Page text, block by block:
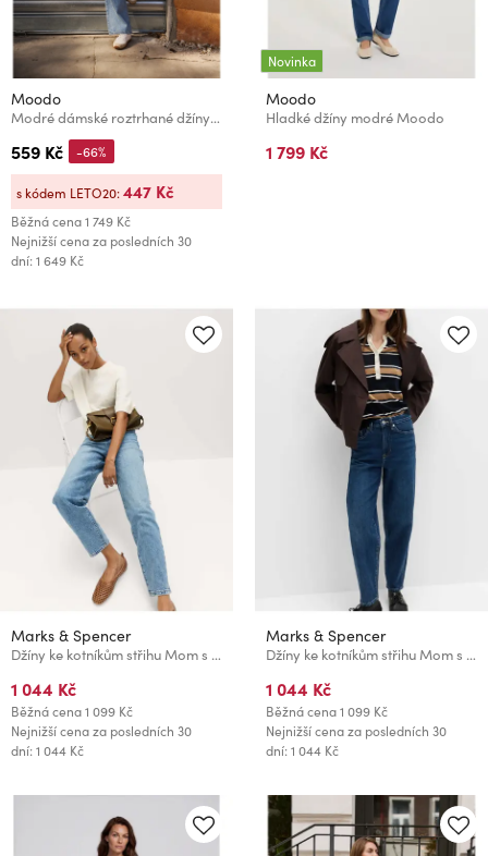
Moodo
Modré dámské roztrhané džíny Moodo
559 Kč
Běžná cena1 749 Kč
Nejnižší cena za posledních 30
dní: 1 649 Kč
-66%
s kódem LETO20:447 Kč
Novinka
Moodo
Hladké džíny modré Moodo
1 799 Kč
Marks & Spencer
Džíny ke kotníkům střihu Mom s vysokým pasem Marks & Spencer námořnická modrá
1 044 Kč
Běžná cena1 099 Kč
Nejnižší cena za posledních 30
dní: 1 044 Kč
Marks & Spencer
Džíny ke kotníkům střihu Mom s vysokým pasem Marks & Spencer námořnická modrá
1 044 Kč
Běžná cena1 099 Kč
Nejnižší cena za posledních 30
dní: 1 044 Kč